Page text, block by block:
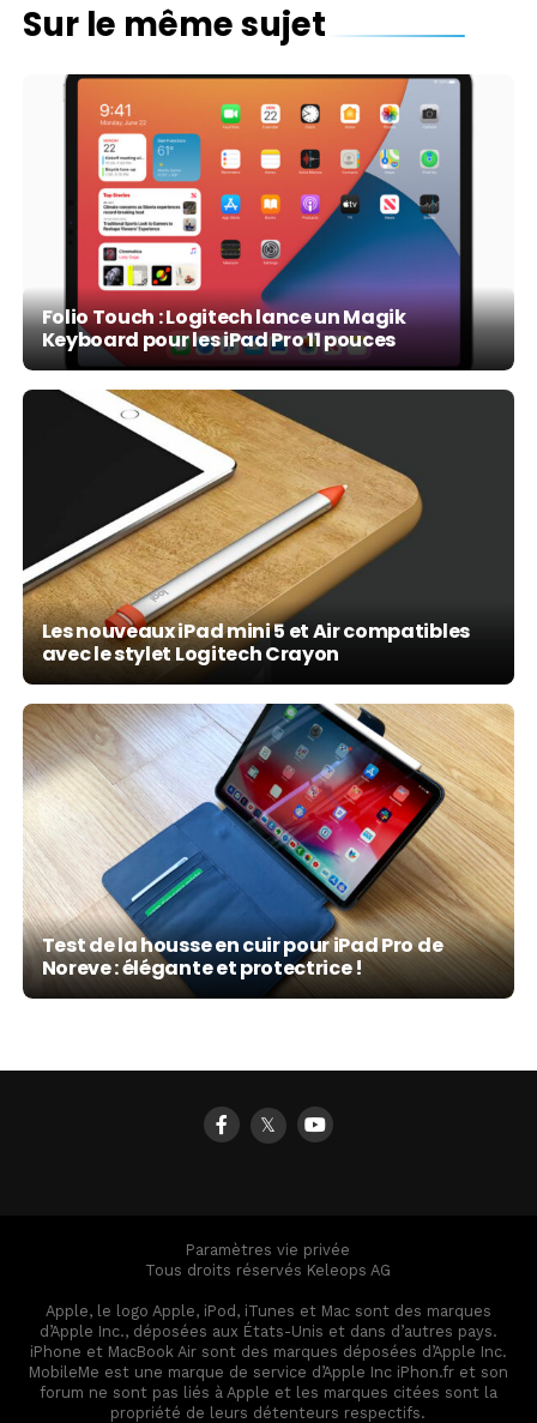
Sur le même sujet
Folio Touch : Logitech lance un Magik
Keyboard pour les iPad Pro 11 pouces
Les nouveaux iPad mini 5 et Air compatibles
avec le stylet Logitech Crayon
Test de la housse en cuir pour iPad Pro de
Noreve : élégante et protectrice !
𝕏
Paramètres vie privée
Tous droits réservés Keleops AG
Apple, le logo Apple, iPod, iTunes et Mac sont des marques
d’Apple Inc., déposées aux États-Unis et dans d’autres pays.
iPhone et MacBook Air sont des marques déposées d’Apple Inc.
MobileMe est une marque de service d’Apple Inc iPhon.fr et son
forum ne sont pas liés à Apple et les marques citées sont la
propriété de leurs détenteurs respectifs.